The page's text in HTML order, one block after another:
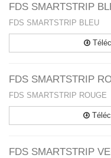
FDS SMARTSTRIP
FDS SMARTSTRIP BLEU
FDS SMARTSTRIP
FDS SMARTSTRIP ROUGE
FDS SMARTSTRIP